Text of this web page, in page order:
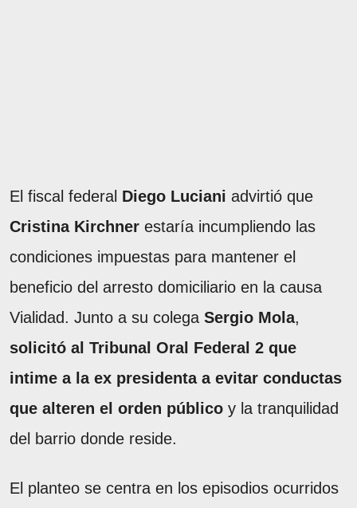
El fiscal federal Diego Luciani advirtió que
Cristina Kirchner estaría incumpliendo las
condiciones impuestas para mantener el
beneficio del arresto domiciliario en la causa
Vialidad. Junto a su colega Sergio Mola,
solicitó al Tribunal Oral Federal 2 que
intime a la ex presidenta a evitar conductas
que alteren el orden público y la tranquilidad
del barrio donde reside.
El planteo se centra en los episodios ocurridos